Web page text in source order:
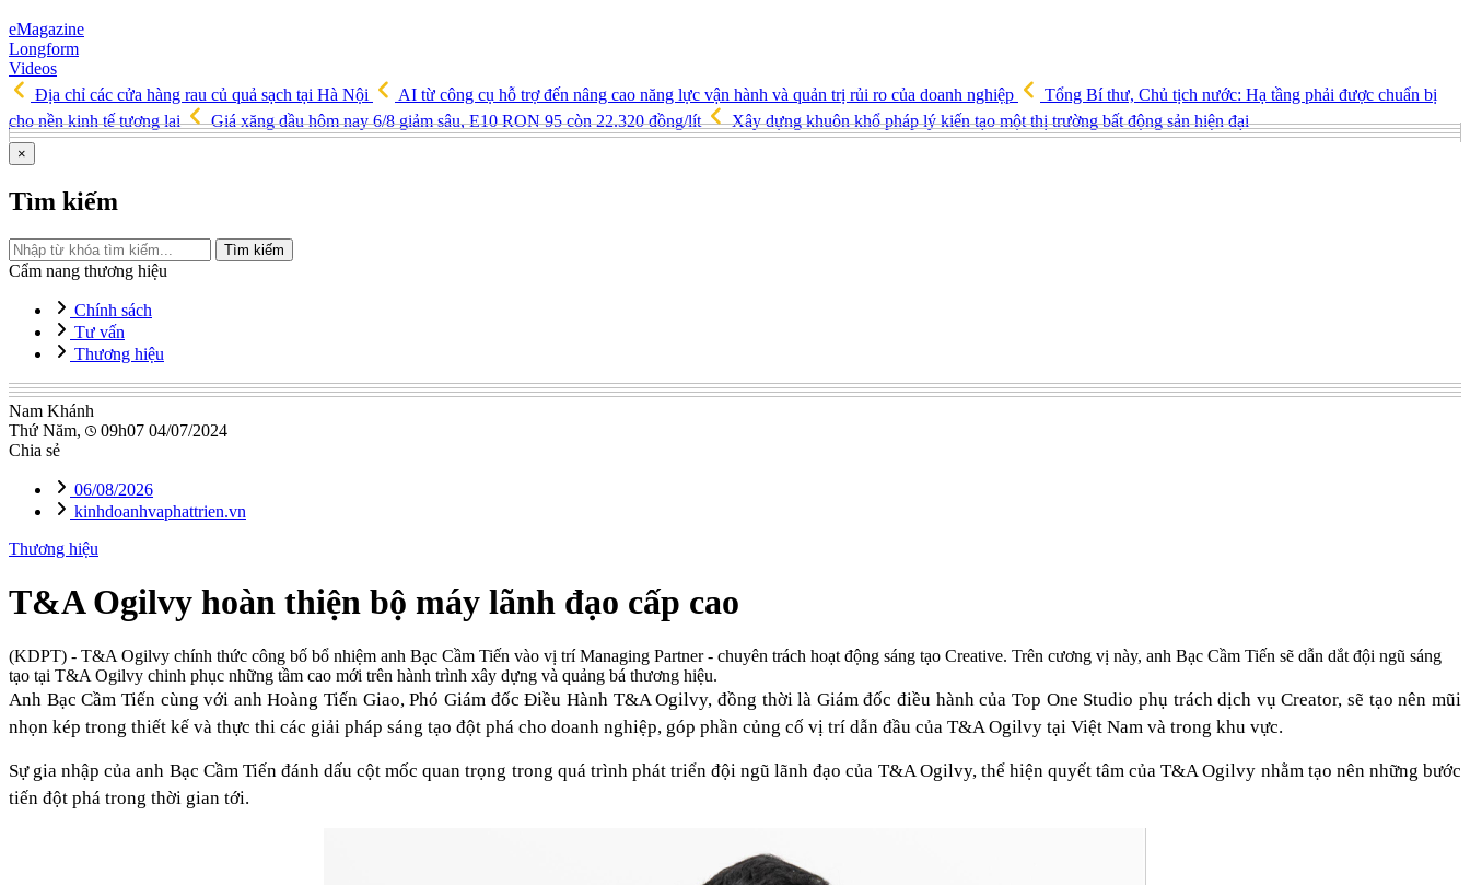
eMagazine
Longform
Videos
Địa chỉ các cửa hàng rau củ quả sạch tại Hà Nội
AI từ công cụ hỗ trợ đến nâng cao năng lực vận hành và quản trị rủi ro của doanh nghiệp
Tổng Bí thư, Chủ tịch nước: Hạ tầng phải được chuẩn bị
cho nền kinh tế tương lai
Giá xăng dầu hôm nay 6/8 giảm sâu, E10 RON 95 còn 22.320 đồng/lít Xây dựng khuôn khổ pháp lý kiến tạo một thị trường bất động sản hiện đại
×
Tìm kiếm
Tìm kiếm
Cẩm nang thương hiệu
Chính sách
Tư vấn
Thương hiệu
Nam Khánh
Thứ Năm,
09h07 04/07/2024
Chia sẻ
06/08/2026
kinhdoanhvaphattrien.vn
Thương hiệu
T&A Ogilvy hoàn thiện bộ máy lãnh đạo cấp cao
(KDPT) - T&A Ogilvy chính thức công bố bổ nhiệm anh Bạc Cầm Tiến vào vị trí Managing Partner - chuyên trách hoạt động sáng tạo Creative. Trên cương vị này, anh Bạc Cầm Tiến sẽ dẫn dắt đội ngũ sáng
tạo tại T&A Ogilvy chinh phục những tầm cao mới trên hành trình xây dựng và quảng bá thương hiệu.
Anh Bạc Cầm Tiến cùng với anh Hoàng Tiến Giao, Phó Giám đốc Điều Hành T&A Ogilvy, đồng thời là Giám đốc điều hành của Top One Studio phụ trách dịch vụ Creator, sẽ tạo nên mũi
nhọn kép trong thiết kế và thực thi các giải pháp sáng tạo đột phá cho doanh nghiệp, góp phần củng cố vị trí dẫn đầu của T&A Ogilvy tại Việt Nam và trong khu vực.
Sự gia nhập của anh Bạc Cầm Tiến đánh dấu cột mốc quan trọng trong quá trình phát triển đội ngũ lãnh đạo của T&A Ogilvy, thể hiện quyết tâm của T&A Ogilvy nhằm tạo nên những bước
tiến đột phá trong thời gian tới.